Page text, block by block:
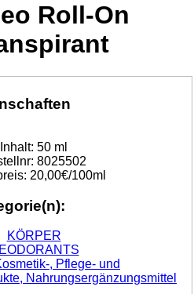
Roll-On
Inhalt: 50 ml
8025502
20,00€/100ml
KÖRPER
, Pflege- und
Sonnenschutzprodukte, Nahrungsergänzungsmittel